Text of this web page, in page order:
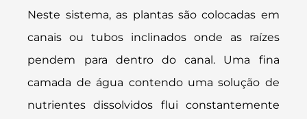
Neste sistema, as plantas são colocadas em
canais ou tubos inclinados onde as raízes
pendem para dentro do canal. Uma fina
camada de água contendo uma solução de
nutrientes dissolvidos flui constantemente